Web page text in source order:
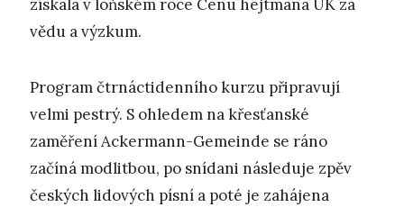
získala v loňském roce Cenu hejtmana ÚK za
vědu a výzkum.
Program čtrnáctidenního kurzu připravují
velmi pestrý. S ohledem na křesťanské
zaměření Ackermann-Gemeinde se ráno
začíná modlitbou, po snídani následuje zpěv
českých lidových písní a poté je zahájena